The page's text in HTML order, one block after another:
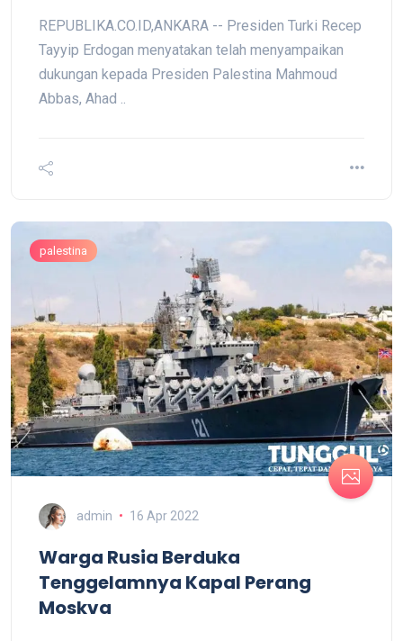
REPUBLIKA.CO.ID,ANKARA -- Presiden Turki Recep
Tayyip Erdogan menyatakan telah menyampaikan
dukungan kepada Presiden Palestina Mahmoud
Abbas, Ahad ..
palestina
admin 16 Apr 2022
Warga Rusia Berduka
Tenggelamnya Kapal Perang
Moskva